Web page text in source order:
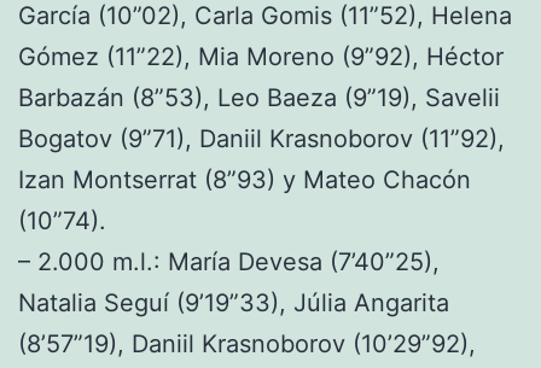
García (10”02), Carla Gomis (11”52), Helena
Gómez (11”22), Mia Moreno (9”92), Héctor
Barbazán (8”53), Leo Baeza (9”19), Savelii
Bogatov (9”71), Daniil Krasnoborov (11”92),
Izan Montserrat (8”93) y Mateo Chacón
(10”74).
– 2.000 m.l.: María Devesa (7’40”25),
Natalia Seguí (9’19”33), Júlia Angarita
(8’57”19), Daniil Krasnoborov (10’29”92),